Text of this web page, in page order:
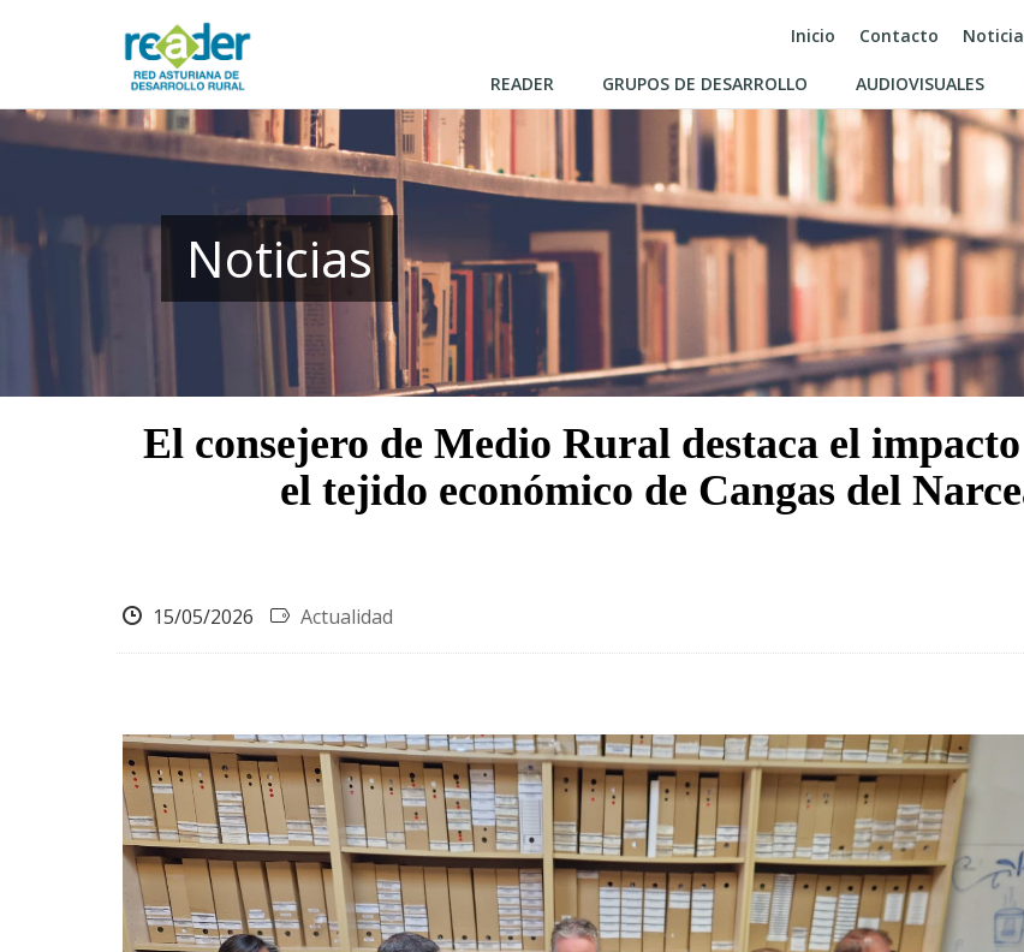
Inicio Contacto
READER GRUPOS DE DESARROLLO AUDIOVISUALES
Noticias
El consejero de Medio Rural destaca el
el tejido económico de Cangas del
15/05/2026 Actualidad